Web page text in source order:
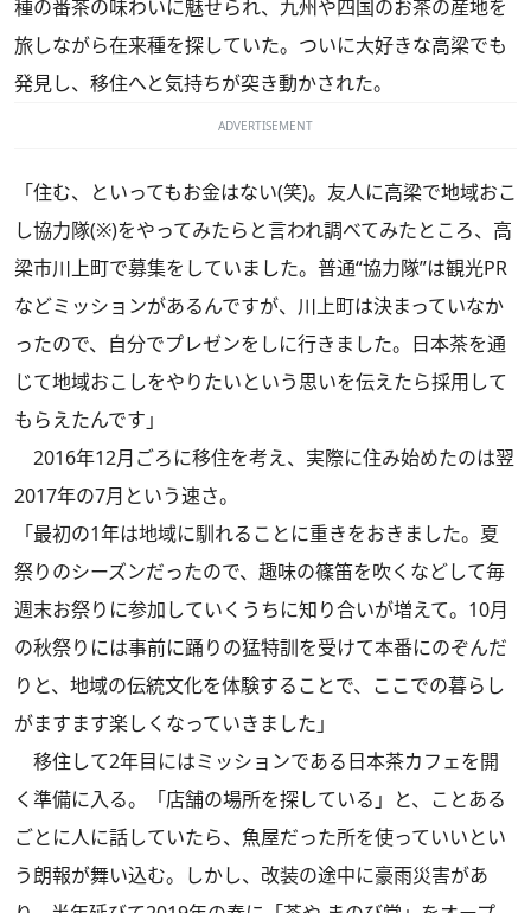
種の番茶の味わいに魅せられ、九州や四国のお茶の産地を
旅しながら在来種を探していた。ついに大好きな高梁でも
発見し、移住へと気持ちが突き動かされた。
ADVERTISEMENT
「住む、といってもお金はない(笑)。友人に高梁で地域おこ
し協力隊(※)をやってみたらと言われ調べてみたところ、高
梁市川上町で募集をしていました。普通“協力隊”は観光PR
などミッションがあるんですが、川上町は決まっていなか
ったので、自分でプレゼンをしに行きました。日本茶を通
じて地域おこしをやりたいという思いを伝えたら採用して
もらえたんです」
2016年12月ごろに移住を考え、実際に住み始めたのは翌
2017年の7月という速さ。
「最初の1年は地域に馴れることに重きをおきました。夏
祭りのシーズンだったので、趣味の篠笛を吹くなどして毎
週末お祭りに参加していくうちに知り合いが増えて。10月
の秋祭りには事前に踊りの猛特訓を受けて本番にのぞんだ
りと、地域の伝統文化を体験することで、ここでの暮らし
がますます楽しくなっていきました」
移住して2年目にはミッションである日本茶カフェを開
く準備に入る。「店舗の場所を探している」と、ことある
ごとに人に話していたら、魚屋だった所を使っていいとい
う朗報が舞い込む。しかし、改装の途中に豪雨災害があ